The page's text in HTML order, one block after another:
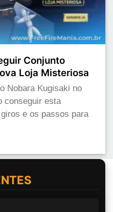
Conjunto
Loja Misteriosa
Nobara Kugisaki no
conseguir esta
e os passos para